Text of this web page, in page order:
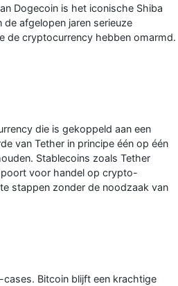
Dogecoin is het iconische Shiba
afgelopen jaren serieuze
de cryptocurrency hebben omarmd.
die is gekoppeld aan een
van Tether in principe één op één
Stablecoins zoals Tether
voor handel op crypto-
stappen zonder de noodzaak van
Bitcoin blijft een krachtige